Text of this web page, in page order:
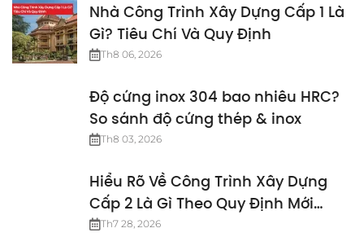
Nhà Công Trình Xây Dựng Cấp 1 Là
Gì? Tiêu Chí Và Quy Định
Th8 06, 2026
Độ cứng inox 304 bao nhiêu HRC?
So sánh độ cứng thép & inox
Th8 03, 2026
Hiểu Rõ Về Công Trình Xây Dựng
Cấp 2 Là Gì Theo Quy Định Mới
Nhất
Th7 28, 2026